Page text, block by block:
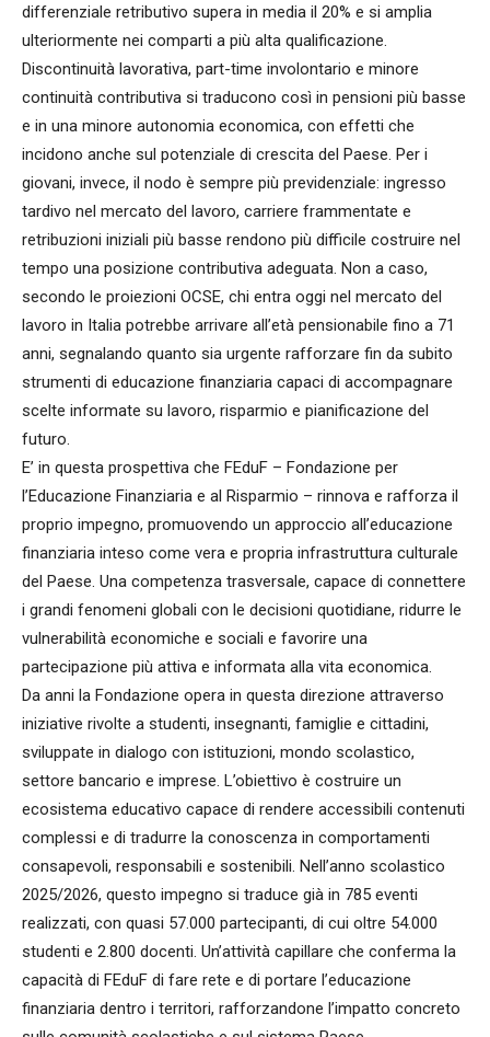
differenziale retributivo supera in media il 20% e si amplia
ulteriormente nei comparti a più alta qualificazione.
Discontinuità lavorativa, part-time involontario e minore
continuità contributiva si traducono così in pensioni più basse
e in una minore autonomia economica, con effetti che
incidono anche sul potenziale di crescita del Paese. Per i
giovani, invece, il nodo è sempre più previdenziale: ingresso
tardivo nel mercato del lavoro, carriere frammentate e
retribuzioni iniziali più basse rendono più difficile costruire nel
tempo una posizione contributiva adeguata. Non a caso,
secondo le proiezioni OCSE, chi entra oggi nel mercato del
lavoro in Italia potrebbe arrivare all’età pensionabile fino a 71
anni, segnalando quanto sia urgente rafforzare fin da subito
strumenti di educazione finanziaria capaci di accompagnare
scelte informate su lavoro, risparmio e pianificazione del
futuro.
E’ in questa prospettiva che FEduF – Fondazione per
l’Educazione Finanziaria e al Risparmio – rinnova e rafforza il
proprio impegno, promuovendo un approccio all’educazione
finanziaria inteso come vera e propria infrastruttura culturale
del Paese. Una competenza trasversale, capace di connettere
i grandi fenomeni globali con le decisioni quotidiane, ridurre le
vulnerabilità economiche e sociali e favorire una
partecipazione più attiva e informata alla vita economica.
Da anni la Fondazione opera in questa direzione attraverso
iniziative rivolte a studenti, insegnanti, famiglie e cittadini,
sviluppate in dialogo con istituzioni, mondo scolastico,
settore bancario e imprese. L’obiettivo è costruire un
ecosistema educativo capace di rendere accessibili contenuti
complessi e di tradurre la conoscenza in comportamenti
consapevoli, responsabili e sostenibili. Nell’anno scolastico
2025/2026, questo impegno si traduce già in 785 eventi
realizzati, con quasi 57.000 partecipanti, di cui oltre 54.000
studenti e 2.800 docenti. Un’attività capillare che conferma la
capacità di FEduF di fare rete e di portare l’educazione
finanziaria dentro i territori, rafforzandone l’impatto concreto